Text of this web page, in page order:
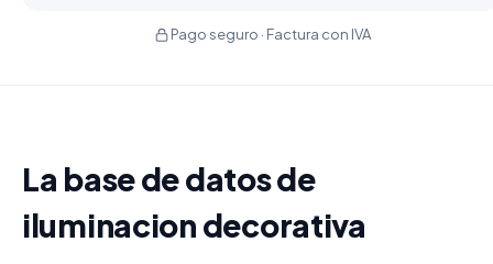
Pago seguro · Factura con IVA
La base de datos de
iluminacion decorativa